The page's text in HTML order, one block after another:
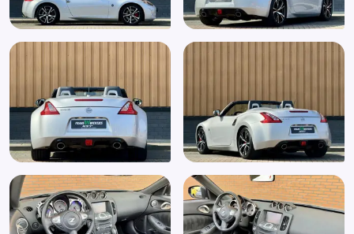
Keyless start
Koplampreiniging
Koplamp sproeiers
LED achterlichten
LED dagrijverlichting
Lederen/stof bekleding
Lederen bekleding
Lederen stuurwiel
LED verlichting
Lendesteunen (verstelbaar)